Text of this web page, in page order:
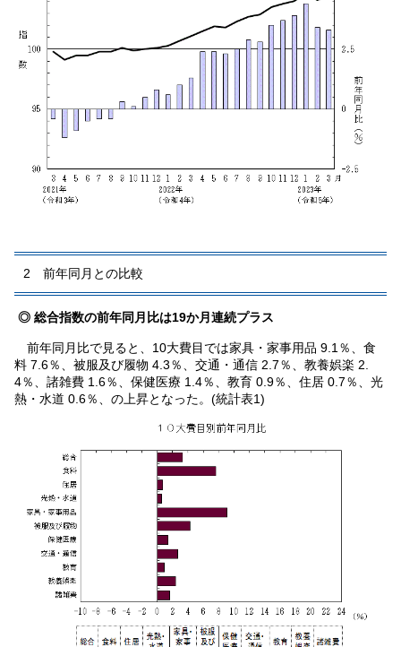
2 前年同月との比較
◎ 総合指数の前年同月比は19か月連続プラス
前年同月比で見ると、10大費目では家具・家事用品 9.1％、食
料 7.6％、被服及び履物 4.3％、交通・通信 2.7％、教養娯楽 2.
4％、諸雑費 1.6％、保健医療 1.4％、教育 0.9％、住居 0.7％、光
熱・水道 0.6％、の上昇となった。(統計表1)